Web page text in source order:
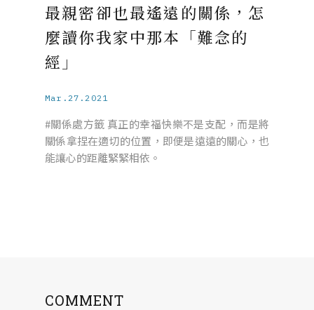
最親密卻也最遙遠的關係，怎
麼讀你我家中那本「難念的
經」
Mar.27.2021
#關係處方籤 真正的幸福快樂不是支配，而是將
關係拿捏在適切的位置，即便是遠遠的關心，也
能讓心的距離緊緊相依。
COMMENT